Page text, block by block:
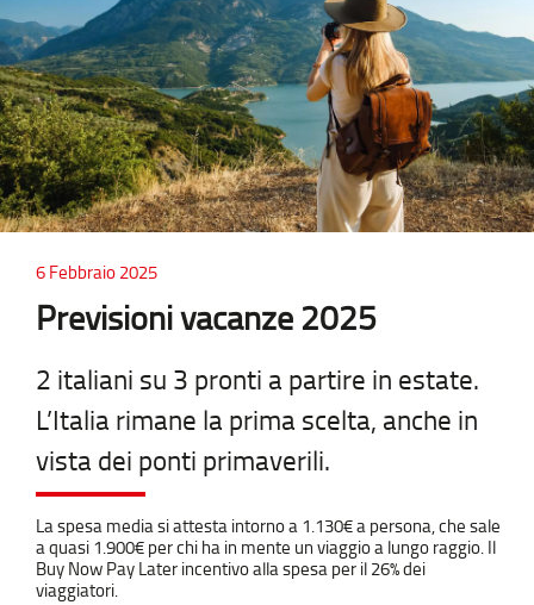
6 Febbraio 2025
Previsioni vacanze 2025
2 italiani su 3 pronti a partire in estate.
L’Italia rimane la prima scelta, anche in
vista dei ponti primaverili.
La spesa media si attesta intorno a 1.130€ a persona, che sale
a quasi 1.900€ per chi ha in mente un viaggio a lungo raggio. Il
Buy Now Pay Later incentivo alla spesa per il 26% dei
viaggiatori.